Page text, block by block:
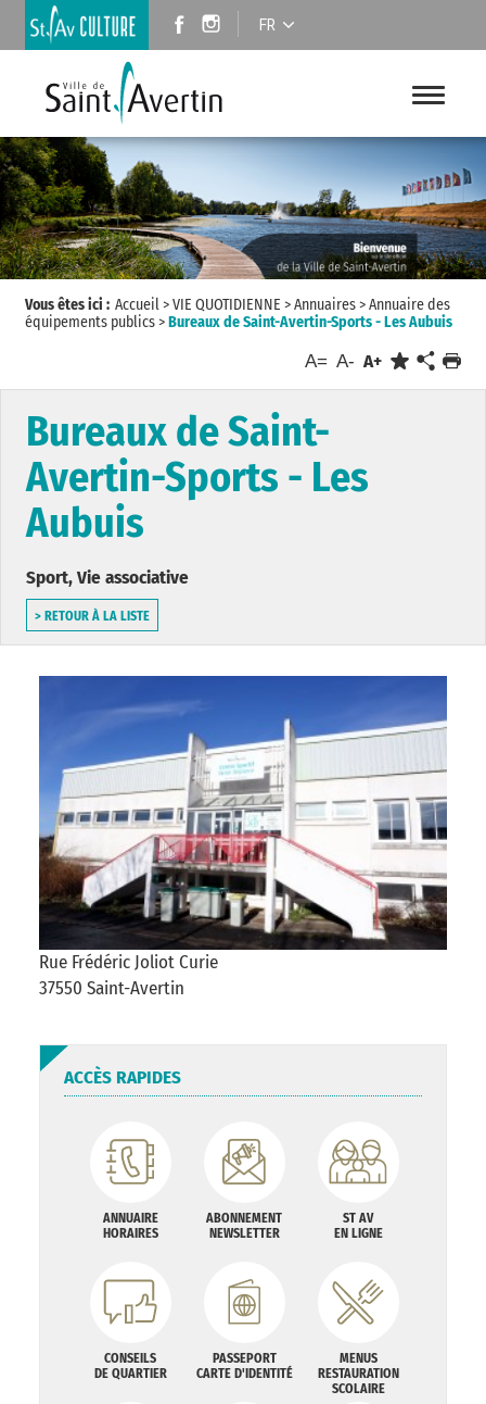
FR
Vous êtes ici : Accueil>VIE QUOTIDIENNE >Annuaires>Annuaire des
équipements publics>Bureaux de Saint-Avertin-Sports - Les Aubuis
A= A- A+
Bureaux de Saint-
Avertin-Sports - Les
Aubuis
Sport, Vie associative
> RETOUR À LA LISTE
Rue Frédéric Joliot Curie
37550 Saint-Avertin
ACCÈS RAPIDES
ANNUAIRE
HORAIRES
ABONNEMENT
NEWSLETTER
ST AV
EN LIGNE
CONSEILS
DE QUARTIER
PASSEPORT
CARTE D'IDENTITÉ
MENUS
RESTAURATION
SCOLAIRE